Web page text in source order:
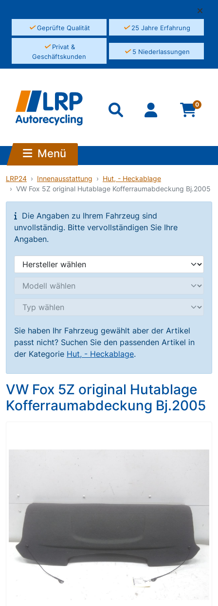
✓Geprüfte Qualität ✓25 Jahre Erfahrung
✓Privat &
Geschäftskunden
✓5 Niederlassungen
0
Menü
LRP24 Innenausstattung
Hut, - Heckablage
VW Fox 5Z original Hutablage Kofferraumabdeckung Bj.2005
Die Angaben zu Ihrem Fahrzeug sind
unvollständig. Bitte vervollständigen Sie Ihre
Angaben.
Sie haben Ihr Fahrzeug gewählt aber der Artikel
passt nicht? Suchen Sie den passenden Artikel in
der Kategorie Hut, - Heckablage.
VW Fox 5Z original Hutablage
Kofferraumabdeckung Bj.2005